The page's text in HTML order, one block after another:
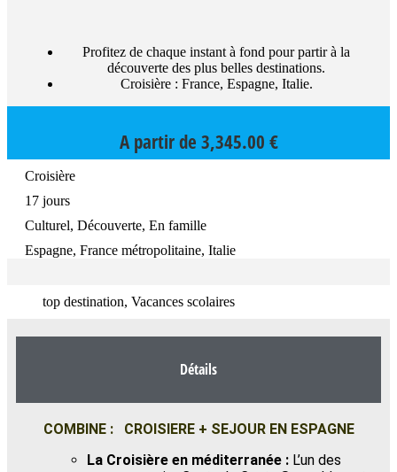
Profitez de chaque instant à fond pour partir à la
découverte des plus belles destinations.
Croisière : France, Espagne, Italie.
A partir de 3,345.00 €
Croisière
17 jours
Culturel, Découverte, En famille
Espagne, France métropolitaine, Italie
top destination, Vacances scolaires
Détails
COMBINE : CROISIERE + SEJOUR EN ESPAGNE
La Croisière en méditerranée : L’un des